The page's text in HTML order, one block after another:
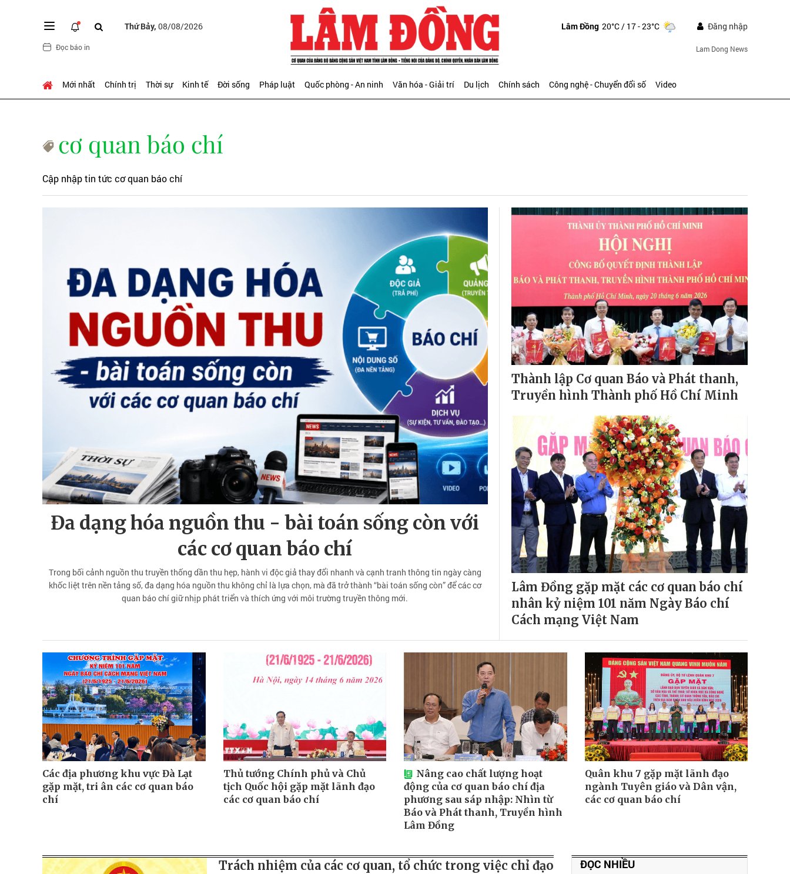
Thứ Bảy, 08/08/2026
Đọc báo in
Lâm Đồng 20°C/ 17 - 23°C Đăng nhập
Lam Dong News
Mới nhất Chính trị Thời sự Kinh tế Đời sống Pháp luật Quốc phòng - An ninh Văn hóa - Giải trí Du lịch Chính sách Công nghệ - Chuyển đổi số Video
cơ quan báo chí
Cập nhập tin tức cơ quan báo chí
Đa dạng hóa nguồn thu - bài toán sống còn với
các cơ quan báo chí
Trong bối cảnh nguồn thu truyền thống dần thu hẹp, hành vi độc giả thay đổi nhanh và cạnh tranh thông tin ngày càng
khốc liệt trên nền tảng số, đa dạng hóa nguồn thu không chỉ là lựa chọn, mà đã trở thành “bài toán sống còn” để các cơ
quan báo chí giữ nhịp phát triển và thích ứng với môi trường truyền thông mới.
Thành lập Cơ quan Báo và Phát thanh,
Truyền hình Thành phố Hồ Chí Minh
Lâm Đồng gặp mặt các cơ quan báo chí
nhân kỷ niệm 101 năm Ngày Báo chí
Cách mạng Việt Nam
Các địa phương khu vực Đà Lạt
gặp mặt, tri ân các cơ quan báo
chí
Thủ tướng Chính phủ và Chủ
tịch Quốc hội gặp mặt lãnh đạo
các cơ quan báo chí
Nâng cao chất lượng hoạt
động của cơ quan báo chí địa
phương sau sáp nhập: Nhìn từ
Báo và Phát thanh, Truyền hình
Lâm Đồng
Quân khu 7 gặp mặt lãnh đạo
ngành Tuyên giáo và Dân vận,
các cơ quan báo chí
Trách nhiệm của các cơ quan, tổ chức trong việc chỉ đạo
ĐỌC NHIỀU